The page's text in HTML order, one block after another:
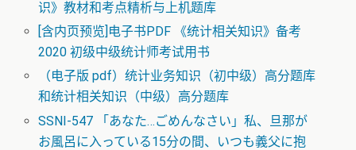
识》教材和考点精析与上机题库
[含内页预览]电子书PDF 《统计相关知识》备考
2020 初级中级统计师考试用书
（电子版 pdf）统计业务知识（初中级）高分题库
和统计相关知识（中级）高分题库
SSNI-547 「あなた…ごめんなさい」私、旦那が
お風呂に入っている15分の間、いつも義父に抱